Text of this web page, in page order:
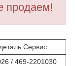
продаем!
Сервис
/ 469-2201030